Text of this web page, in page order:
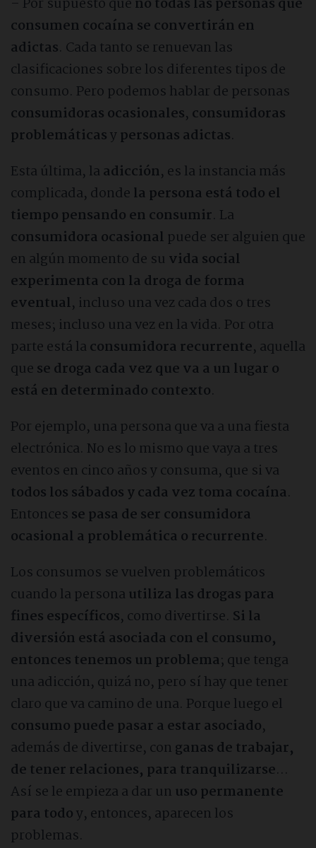
– Por supuesto que no todas las personas que
consumen cocaína se convertirán en
adictas. Cada tanto se renuevan las
clasificaciones sobre los diferentes tipos de
consumo. Pero podemos hablar de personas
consumidoras ocasionales, consumidoras
problemáticasypersonas adictas.
Esta última, la adicción, es la instancia más
complicada, donde la persona está todo el
tiempo pensando en consumir. La
consumidora ocasional puede ser alguien que
en algún momento de su vida social
experimenta con la droga de forma
eventual, incluso una vez cada dos o tres
meses; incluso una vez en la vida. Por otra
parte está la consumidora recurrente, aquella
que se droga cada vez que va a un lugar o
está en determinado contexto.
Por ejemplo, una persona que va a una fiesta
electrónica. No es lo mismo que vaya a tres
eventos en cinco años y consuma, que si va
todos los sábados y cada vez toma cocaína.
Entonces se pasa de ser consumidora
ocasional a problemática o recurrente.
Los consumos se vuelven problemáticos
cuando la persona utiliza las drogas para
fines específicos, como divertirse. Si la
diversión está asociada con el consumo,
entonces tenemos un problema; que tenga
una adicción, quizá no, pero sí hay que tener
claro que va camino de una. Porque luego el
consumo puede pasar a estar asociado,
además de divertirse, con ganas de trabajar,
de tener relaciones, para tranquilizarse…
Así se le empieza a dar un uso permanente
para todoy, entonces, aparecen los
problemas.